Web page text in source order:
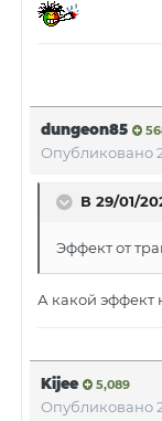
dungeon85
Опубликовано
В 29/01/
Эффект от
А какой эффект
Kijee 5,089
Опубликовано